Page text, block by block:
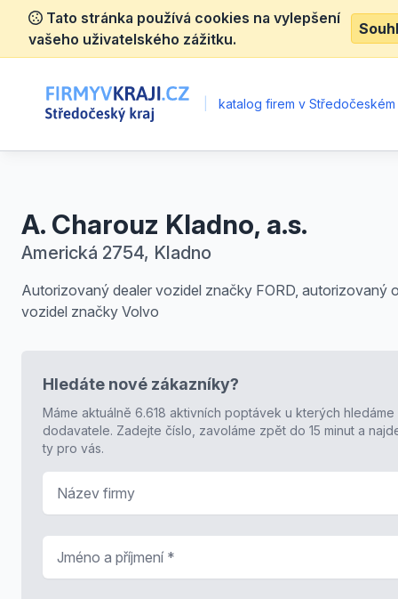
Tato stránka používá cookies na vylepšení
vašeho uživatelského zážitku.
katalog firem v Středočeském
A. Charouz Kladno, a.s.
Americká 2754, Kladno
Autorizovaný dealer vozidel značky FORD, autorizovaný
vozidel značky Volvo
Hledáte nové zákazníky?
Máme aktuálně 6.618 aktivních poptávek u kterých hledáme
dodavatele. Zadejte číslo, zavoláme zpět do 15 minut a
ty pro vás.